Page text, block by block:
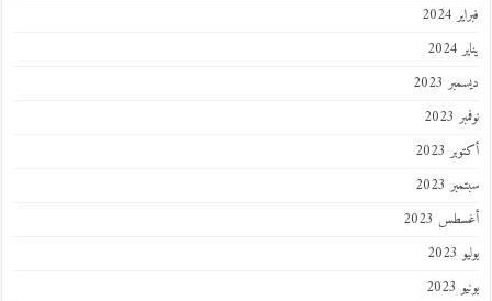
فبراير 2024
يناير 2024
ديسمبر 2023
نوفمبر 2023
أكتوبر 2023
سبتمبر 2023
أغسطس 2023
يوليو 2023
يونيو 2023